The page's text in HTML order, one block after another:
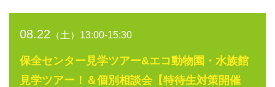
08.22 （土）13:00-15:30
保全センター見学ツアー&エコ動物園・水族館
見学ツアー！＆個別相談会【特待生対策開催